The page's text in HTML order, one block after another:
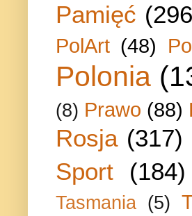
Pamięć
PolArt (48)
Polonia
(8) Prawo (88)
Rosja (317)
Sport (184)
Tasmania (5)